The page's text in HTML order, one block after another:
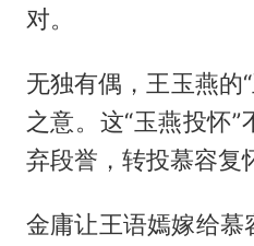
对。
无独有偶，王玉燕的
之意。这“玉燕投怀
弃段誉，转投慕容复
金庸让王语嫣嫁给